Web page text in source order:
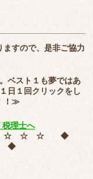
すので、是非ご協力
ベスト１も夢ではあ
日１回クリックをし
！≫
☆ ☆ ☆ ◆
◆